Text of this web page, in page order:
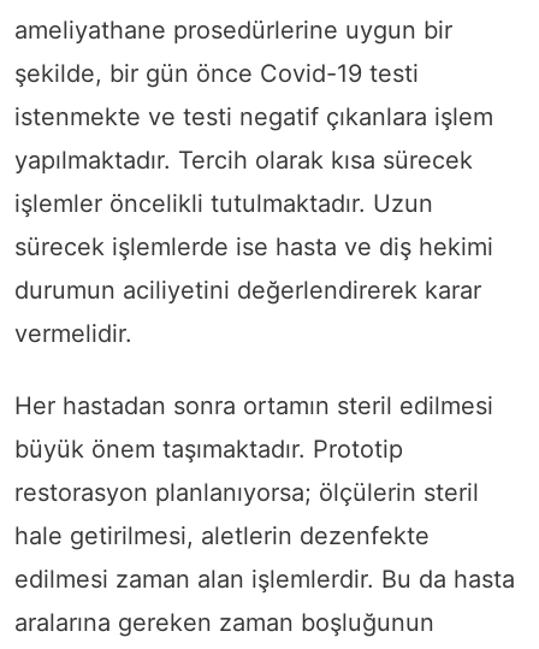
ameliyathane prosedürlerine uygun bir
şekilde, bir gün önce Covid-19 testi
istenmekte ve testi negatif çıkanlara işlem
yapılmaktadır. Tercih olarak kısa sürecek
işlemler öncelikli tutulmaktadır. Uzun
sürecek işlemlerde ise hasta ve diş hekimi
durumun aciliyetini değerlendirerek karar
vermelidir.
Her hastadan sonra ortamın steril edilmesi
büyük önem taşımaktadır. Prototip
restorasyon planlanıyorsa; ölçülerin steril
hale getirilmesi, aletlerin dezenfekte
edilmesi zaman alan işlemlerdir. Bu da hasta
aralarına gereken zaman boşluğunun